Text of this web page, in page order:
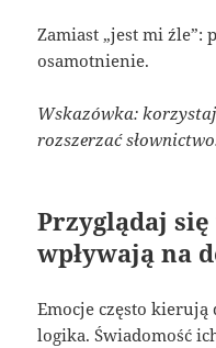
Zamiast „jest mi źle”:
osamotnienie.
Wskazówka:
rozszerzać
Przyglądaj
wpływają na
Emocje często
logika. Świadomość